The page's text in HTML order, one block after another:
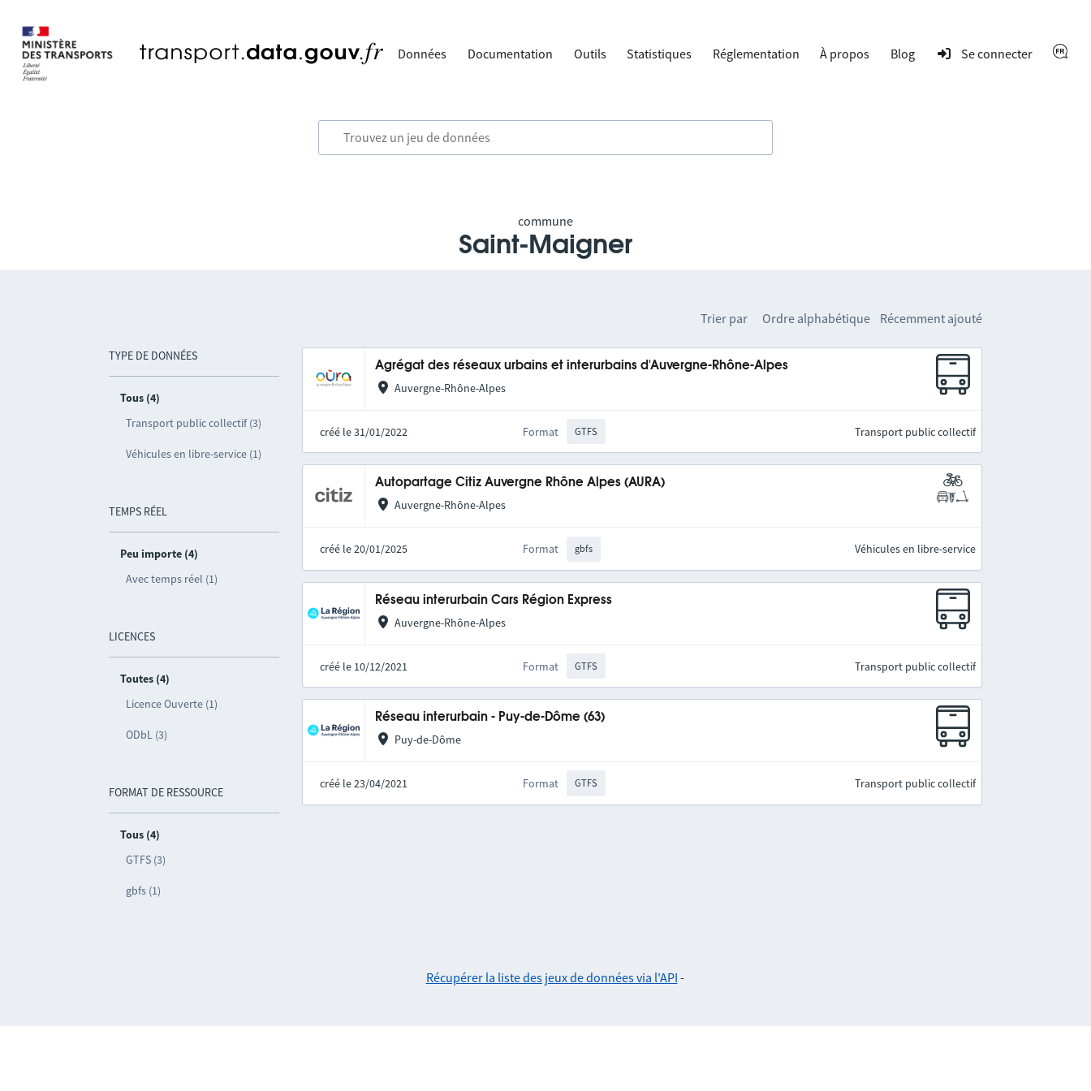
Données Documentation Outils Statistiques Réglementation À propos Blog Se connecter
commune
Saint-Maigner
TYPE DE DONNÉES
Tous (4)
Transport public collectif (3)
Véhicules en libre-service (1)
TEMPS RÉEL
Peu importe (4)
Avec temps réel (1)
LICENCES
Toutes (4)
Licence Ouverte (1)
ODbL (3)
FORMAT DE RESSOURCE
Tous (4)
GTFS (3)
gbfs (1)
Trier par Ordre alphabétique Récemment ajouté
Agrégat des réseaux urbains et interurbains d'Auvergne-Rhône-Alpes
Auvergne-Rhône-Alpes
créé le 31/01/2022 Format GTFS Transport public collectif
Autopartage Citiz Auvergne Rhône Alpes (AURA)
Auvergne-Rhône-Alpes
créé le 20/01/2025 Format gbfs Véhicules en libre-service
Réseau interurbain Cars Région Express
Auvergne-Rhône-Alpes
créé le 10/12/2021 Format GTFS Transport public collectif
Réseau interurbain - Puy-de-Dôme (63)
Puy-de-Dôme
créé le 23/04/2021 Format GTFS Transport public collectif
Récupérer la liste des jeux de données via l'API -